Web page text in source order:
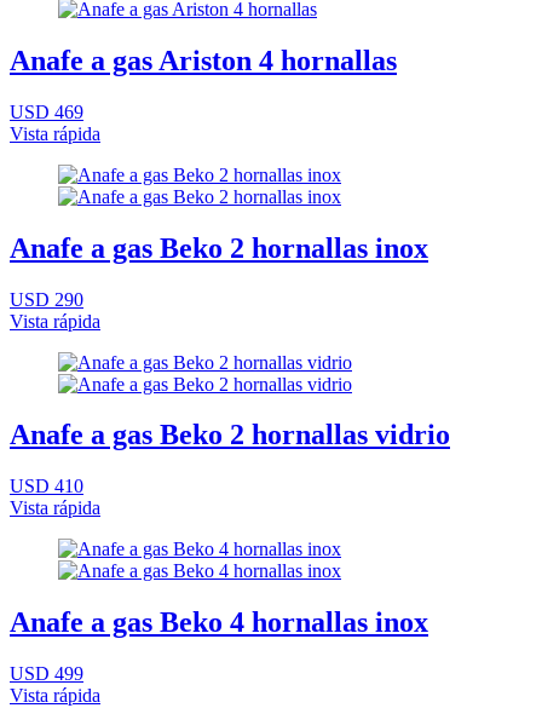
Anafe a gas Ariston 4 hornallas
USD 469
Vista rápida
Anafe a gas Beko 2 hornallas inox
USD 290
Vista rápida
Anafe a gas Beko 2 hornallas vidrio
USD 410
Vista rápida
Anafe a gas Beko 4 hornallas inox
USD 499
Vista rápida